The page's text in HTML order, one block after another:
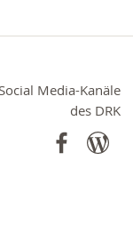
Social Media-Kanäle
des DRK